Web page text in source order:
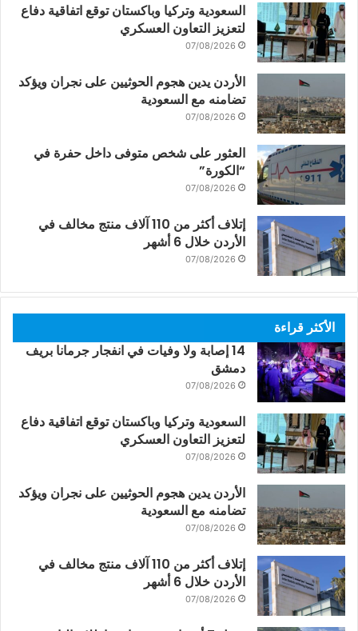
السعودية وتركيا وباكستان توقع اتفاقية دفاع
لتعزيز التعاون العسكري
07/08/2026
الأردن يدين هجوم الحوثيين على نجران ويؤكد
تضامنه مع السعودية
07/08/2026
العثور على شخص متوفى داخل حفرة في
“الكورة”
07/08/2026
إتلاف أكثر من 110 آلاف منتج مخالف في
الأردن خلال 6 أشهر
07/08/2026
الأكثر قراءة
14 إصابة ولا وفيات في انفجار جرمانا بريف
دمشق
07/08/2026
السعودية وتركيا وباكستان توقع اتفاقية دفاع
لتعزيز التعاون العسكري
07/08/2026
الأردن يدين هجوم الحوثيين على نجران ويؤكد
تضامنه مع السعودية
07/08/2026
إتلاف أكثر من 110 آلاف منتج مخالف في
الأردن خلال 6 أشهر
07/08/2026